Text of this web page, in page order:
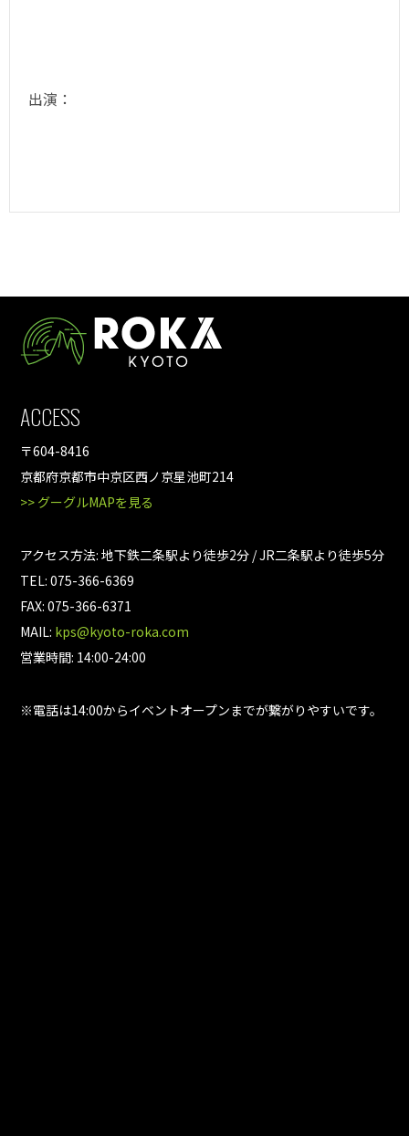
出演：
ACCESS
〒604-8416
京都府京都市中京区西ノ京星池町214
>> グーグルMAPを見る
アクセス方法: 地下鉄二条駅より徒歩2分 / JR二条駅より徒歩5分
TEL: 075-366-6369
FAX: 075-366-6371
MAIL: kps@kyoto-roka.com
営業時間: 14:00-24:00
※電話は14:00からイベントオープンまでが繋がりやすいです。